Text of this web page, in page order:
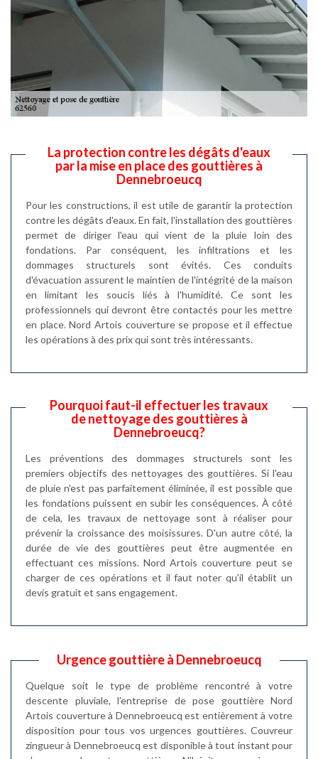
La protection contre les dégâts d'eaux
par la mise en place des gouttières à
Dennebroeucq
Pour les constructions, il est utile de garantir la protection
contre les dégâts d'eaux. En fait, l'installation des gouttières
permet de diriger l'eau qui vient de la pluie loin des
fondations. Par conséquent, les infiltrations et les
dommages structurels sont évités. Ces conduits
d'évacuation assurent le maintien de l'intégrité de la maison
en limitant les soucis liés à l'humidité. Ce sont les
professionnels qui devront être contactés pour les mettre
en place. Nord Artois couverture se propose et il effectue
les opérations à des prix qui sont très intéressants.
Pourquoi faut-il effectuer les travaux
de nettoyage des gouttières à
Dennebroeucq?
Les préventions des dommages structurels sont les
premiers objectifs des nettoyages des gouttières. Si l'eau
de pluie n'est pas parfaitement éliminée, il est possible que
les fondations puissent en subir les conséquences. À côté
de cela, les travaux de nettoyage sont à réaliser pour
prévenir la croissance des moisissures. D'un autre côté, la
durée de vie des gouttières peut être augmentée en
effectuant ces missions. Nord Artois couverture peut se
charger de ces opérations et il faut noter qu'il établit un
devis gratuit et sans engagement.
Urgence gouttière à Dennebroeucq
Quelque soit le type de problème rencontré à votre
descente pluviale, l’entreprise de pose gouttière Nord
Artois couverture à Dennebroeucq est entièrement à votre
disposition pour tous vos urgences gouttières. Couvreur
zingueur à Dennebroeucq est disponible à tout instant pour